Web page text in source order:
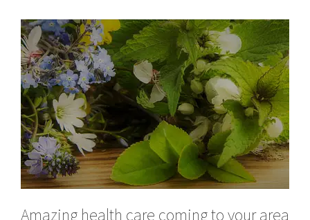
Amazing health care coming to your area